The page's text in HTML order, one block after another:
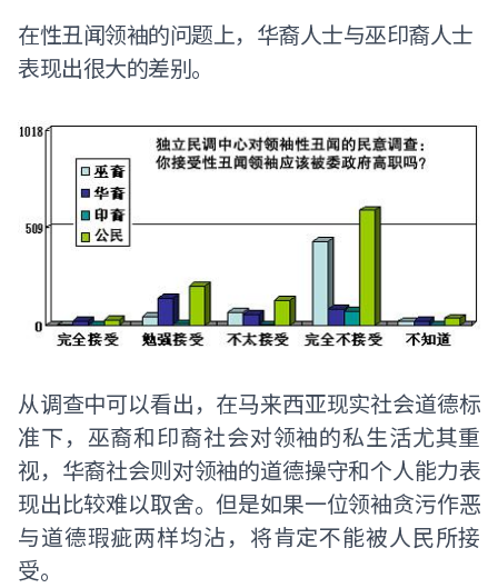
在性丑闻领袖的问题上，华裔人士与巫印裔人士
表现出很大的差别。
从调查中可以看出，在马来西亚现实社会道德标
准下，巫裔和印裔社会对领袖的私生活尤其重
视，华裔社会则对领袖的道德操守和个人能力表
现出比较难以取舍。但是如果一位领袖贪污作恶
与道德瑕疵两样均沾，将肯定不能被人民所接
受。